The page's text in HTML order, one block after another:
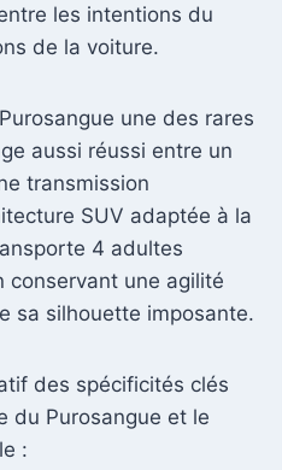
les intentions du
de la voiture.
une des rares
aussi réussi entre un
transmission
SUV adaptée à la
4 adultes
une agilité
sa silhouette imposante.
des spécificités clés
du Purosangue et le
: